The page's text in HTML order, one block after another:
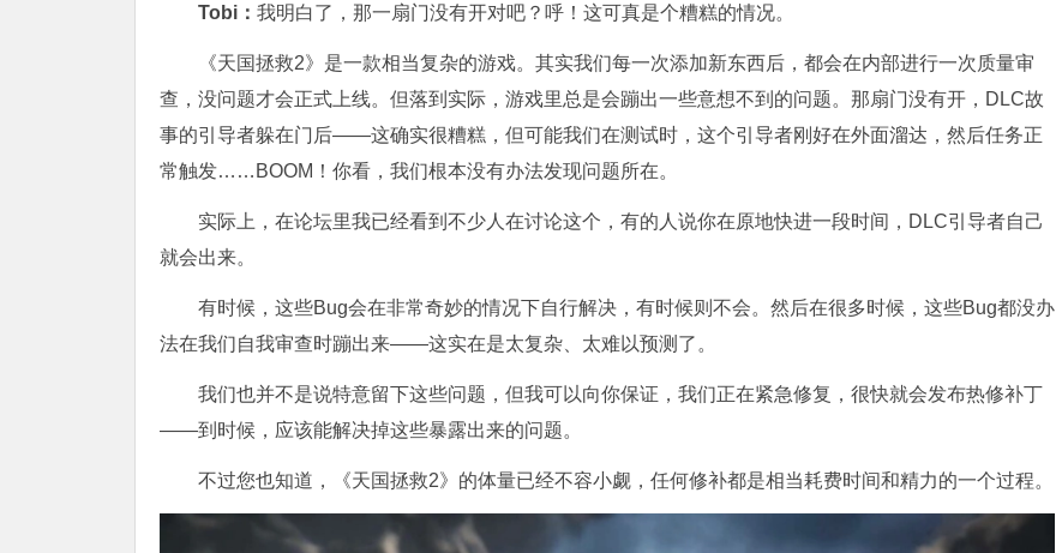
Tobi： 我明白了，那一扇门没有开对吧？呼！这可真是个糟糕的情况。
《天国拯救2》是一款相当复杂的游戏。其实我们每一次添加新东西后，都会在内部进行一次质量审
查，没问题才会正式上线。但落到实际，游戏里总是会蹦出一些意想不到的问题。那扇门没有开，DLC故
事的引导者躲在门后——这确实很糟糕，但可能我们在测试时，这个引导者刚好在外面溜达，然后任务正
常触发……BOOM！你看，我们根本没有办法发现问题所在。
实际上，在论坛里我已经看到不少人在讨论这个，有的人说你在原地快进一段时间，DLC引导者自己
就会出来。
有时候，这些Bug会在非常奇妙的情况下自行解决，有时候则不会。然后在很多时候，这些Bug都没办
法在我们自我审查时蹦出来——这实在是太复杂、太难以预测了。
我们也并不是说特意留下这些问题，但我可以向你保证，我们正在紧急修复，很快就会发布热修补丁
——到时候，应该能解决掉这些暴露出来的问题。
不过您也知道，《天国拯救2》的体量已经不容小觑，任何修补都是相当耗费时间和精力的一个过程。